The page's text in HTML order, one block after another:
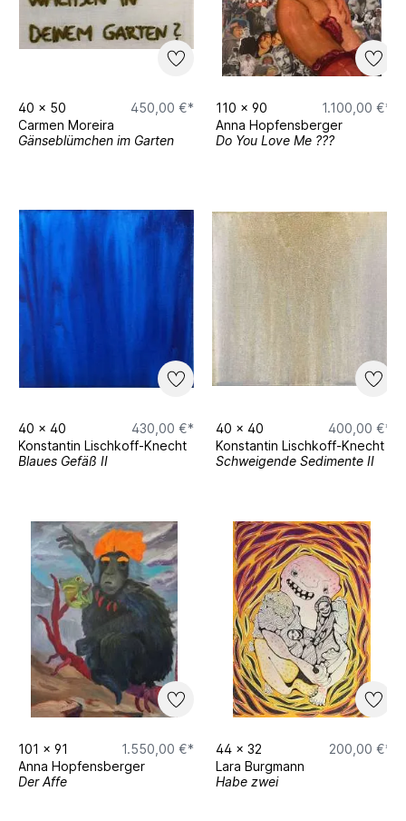
40 x 50
450,00 €*
Carmen Moreira
Gänseblümchen im Garten
110 x 90
1.100,00 €*
Anna Hopfensberger
Do You Love Me ???
40 x 40
430,00 €*
Konstantin Lischkoff-Knecht
Blaues Gefäß II
40 x 40
400,00 €*
Konstantin Lischkoff-Knecht
Schweigende Sedimente II
101 x 91
1.550,00 €*
Anna Hopfensberger
Der Affe
44 x 32
200,00 €*
Lara Burgmann
Habe zwei